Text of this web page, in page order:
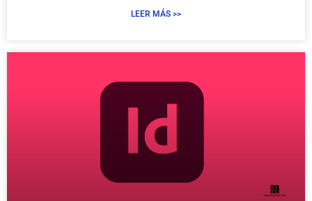
LEER MÁS >>